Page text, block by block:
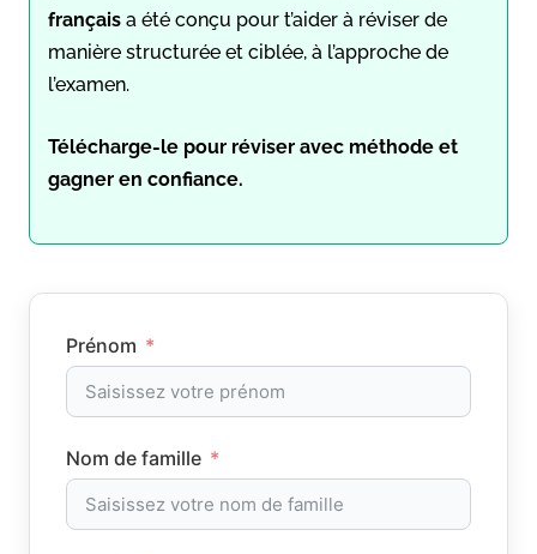
français a été conçu pour t’aider à réviser de
manière structurée et ciblée, à l’approche de
l’examen.
Télécharge-le pour réviser avec méthode et
gagner en confiance.
Prénom
Nom de famille